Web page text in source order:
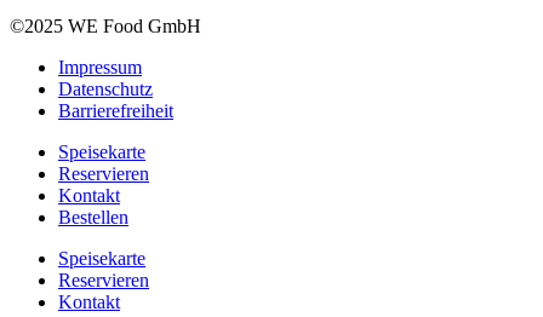
©2025 WE Food GmbH
Impressum
Datenschutz
Barrierefreiheit
Speisekarte
Reservieren
Kontakt
Bestellen
Speisekarte
Reservieren
Kontakt